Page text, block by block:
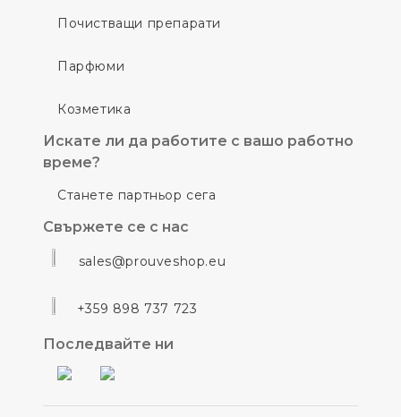
Почистващи препарати
Парфюми
Козметика
Искате ли да работите с вашо работно
време?
Станете партньор сега
Свържете се с нас
sales@prouveshop.eu
+359 898 737 723
Последвайте ни